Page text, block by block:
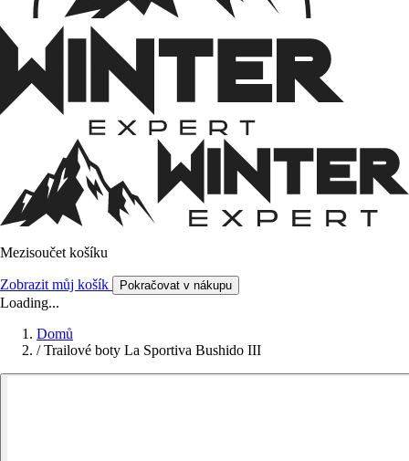
Mezisoučet košíku
Zobrazit můj košík Pokračovat v nákupu
Loading...
Domů
/ Trailové boty La Sportiva Bushido III